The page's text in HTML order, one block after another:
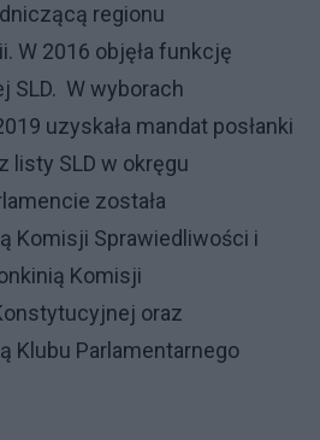
regionu
W 2016 objęła funkcję
SLD. W wyborach
uzyskała mandat posłanki
listy SLD w okręgu
została
Komisji Sprawiedliwości i
Komisji
oraz
Klubu Parlamentarnego